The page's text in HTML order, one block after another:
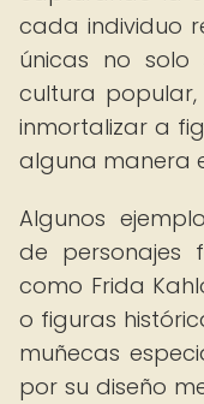
cada individuo
únicas no
cultura
inmortalizar a
alguna manera
Algunos
de personajes
como Frida
o figuras
muñecas
por su diseño